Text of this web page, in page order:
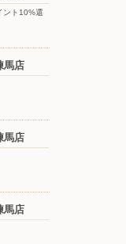
ント10%還
馬店
馬店
馬店